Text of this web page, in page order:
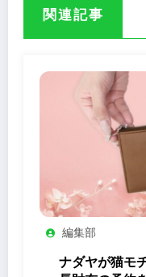
関連記事
編集部
ナダヤが猫モ